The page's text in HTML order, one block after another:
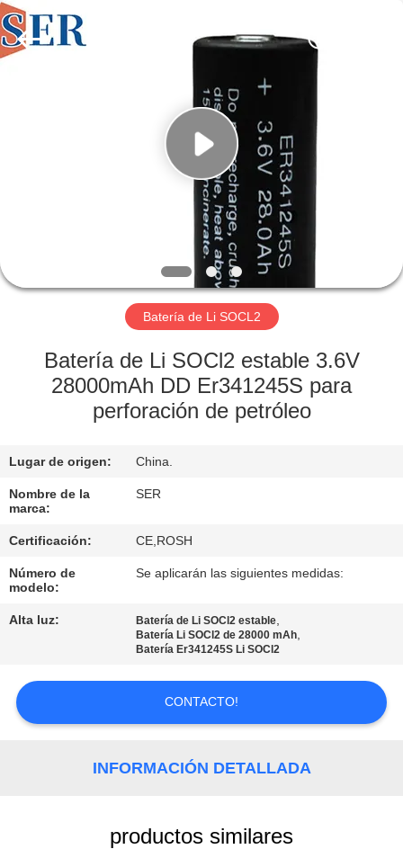
PRODUCTOS
VIAJE
FÁBRICA
DE
CALIDAD
EN
CONTACTO
NOTICIAS
Guangzhou
Serui
Battery
Technology
Co,.Ltd.
All
Batería de Li SOCL2
Batería de Li SOCl2 estable 3.6V
28000mAh DD Er341245S para
perforación de petróleo
Lugar de origen: China.
Nombre de la
marca:
SER
Certificación: CE,ROSH
Número de
modelo:
Se aplicarán las siguientes medidas:
Alta luz: Batería de Li SOCl2 estable,
Batería Li SOCl2 de 28000 mAh,
Batería Er341245S Li SOCl2
CONTACTO!
INFORMACIÓN DETALLADA
productos similares